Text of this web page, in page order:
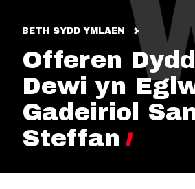
BETH SYDD YMLAEN
Offeren
Dewi yn
Gadeiriol
Steffan